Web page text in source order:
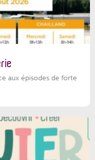
aux épisodes de forte